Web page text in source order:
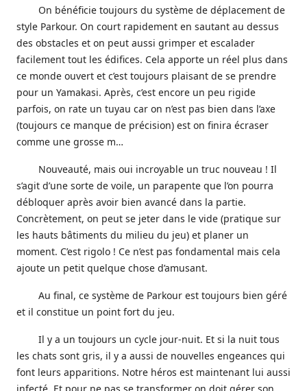
On bénéficie toujours du système de déplacement de
style Parkour. On court rapidement en sautant au dessus
des obstacles et on peut aussi grimper et escalader
facilement tout les édifices. Cela apporte un réel plus dans
ce monde ouvert et c’est toujours plaisant de se prendre
pour un Yamakasi. Après, c’est encore un peu rigide
parfois, on rate un tuyau car on n’est pas bien dans l’axe
(toujours ce manque de précision) est on finira écraser
comme une grosse m…
Nouveauté, mais oui incroyable un truc nouveau ! Il
s’agit d’une sorte de voile, un parapente que l’on pourra
débloquer après avoir bien avancé dans la partie.
Concrètement, on peut se jeter dans le vide (pratique sur
les hauts bâtiments du milieu du jeu) et planer un
moment. C’est rigolo ! Ce n’est pas fondamental mais cela
ajoute un petit quelque chose d’amusant.
Au final, ce système de Parkour est toujours bien géré
et il constitue un point fort du jeu.
Il y a un toujours un cycle jour-nuit. Et si la nuit tous
les chats sont gris, il y a aussi de nouvelles engeances qui
font leurs apparitions. Notre héros est maintenant lui aussi